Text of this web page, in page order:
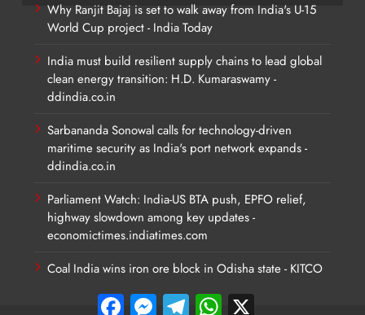
Why Ranjit Bajaj is set to walk away from India's U-15
World Cup project - India Today
India must build resilient supply chains to lead global
clean energy transition: H.D. Kumaraswamy -
ddindia.co.in
Sarbananda Sonowal calls for technology-driven
maritime security as India's port network expands -
ddindia.co.in
Parliament Watch: India-US BTA push, EPFO relief,
highway slowdown among key updates -
economictimes.indiatimes.com
Coal India wins iron ore block in Odisha state - KITCO
FacebookMessengerTelegramWhatsApp